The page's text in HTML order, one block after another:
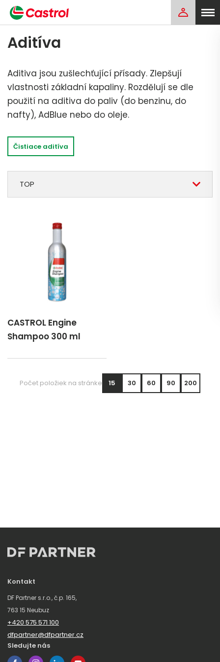
Aditíva
TOP
Aditiva jsou zušlechťující přísady. Zlepšují
vlastnosti základní kapaliny. Rozdělují se dle
použití na aditiva do paliv (do benzinu, do
nafty), AdBlue nebo do oleje.
Čistiace aditíva
CASTROL Engine
Shampoo 300 ml
Počet položiek na stránke 15 30 60 90 200
Kontakt
DF Partner s.r.o., č.p. 165,
763 15 Neubuz
+420 575 571 100
dfpartner@dfpartner.cz
Sledujte nás